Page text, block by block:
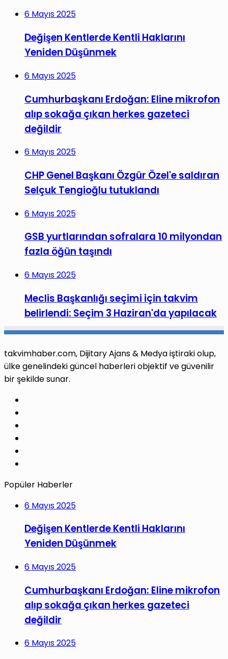
6 Mayıs 2025
Değişen Kentlerde Kentli Haklarını
Yeniden Düşünmek
6 Mayıs 2025
Cumhurbaşkanı Erdoğan: Eline mikrofon
alıp sokağa çıkan herkes gazeteci
değildir
6 Mayıs 2025
CHP Genel Başkanı Özgür Özel'e saldıran
Selçuk Tengioğlu tutuklandı
6 Mayıs 2025
GSB yurtlarından sofralara 10 milyondan
fazla öğün taşındı
6 Mayıs 2025
Meclis Başkanlığı seçimi için takvim
belirlendi: Seçim 3 Haziran'da yapılacak
takvimhaber.com, Dijitary Ajans & Medya iştiraki olup,
ülke genelindeki güncel haberleri objektif ve güvenilir
bir şekilde sunar.
Popüler Haberler
6 Mayıs 2025
Değişen Kentlerde Kentli Haklarını
Yeniden Düşünmek
6 Mayıs 2025
Cumhurbaşkanı Erdoğan: Eline mikrofon
alıp sokağa çıkan herkes gazeteci
değildir
6 Mayıs 2025